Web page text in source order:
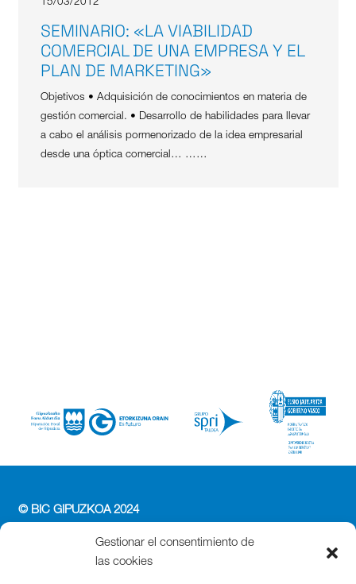
Gestionar el consentimiento de
las cookies
15/03/2012
SEMINARIO: «LA VIABILIDAD
COMERCIAL DE UNA EMPRESA Y EL
PLAN DE MARKETING»
Objetivos • Adquisición de conocimientos en materia de
gestión comercial. • Desarrollo de habilidades para llevar
a cabo el análisis pormenorizado de la idea empresarial
desde una óptica comercial… ……
© BIC GIPUZKOA 2024
PERFIL DEL CONTRATANTE
ACCESIBILIDAD